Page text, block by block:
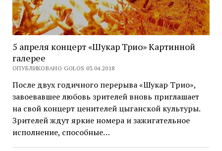
5 апреля концерт «Шукар Трио» Картинной
галерее
ОПУБЛИКОВАНО GOLOS 03.04.2018
После двух годичного перерыва «Шукар Трио»,
завоевавшее любовь зрителей вновь приглашает
на свой концерт ценителей цыганской культуры.
Зрителей ждут яркие номера и зажигательное
исполнение, способные…